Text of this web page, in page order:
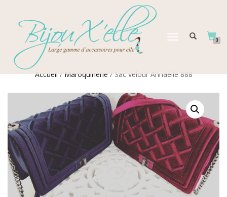
DÉPLIER
0
Accueil/Maroquinerie/ Sac velour Annaelle 888